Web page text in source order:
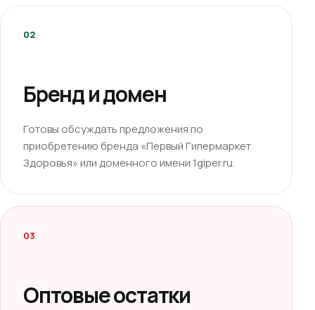
02
Бренд и домен
Готовы обсуждать предложения по
приобретению бренда «Первый Гипермаркет
Здоровья» или доменного имени 1giper.ru.
03
Оптовые остатки